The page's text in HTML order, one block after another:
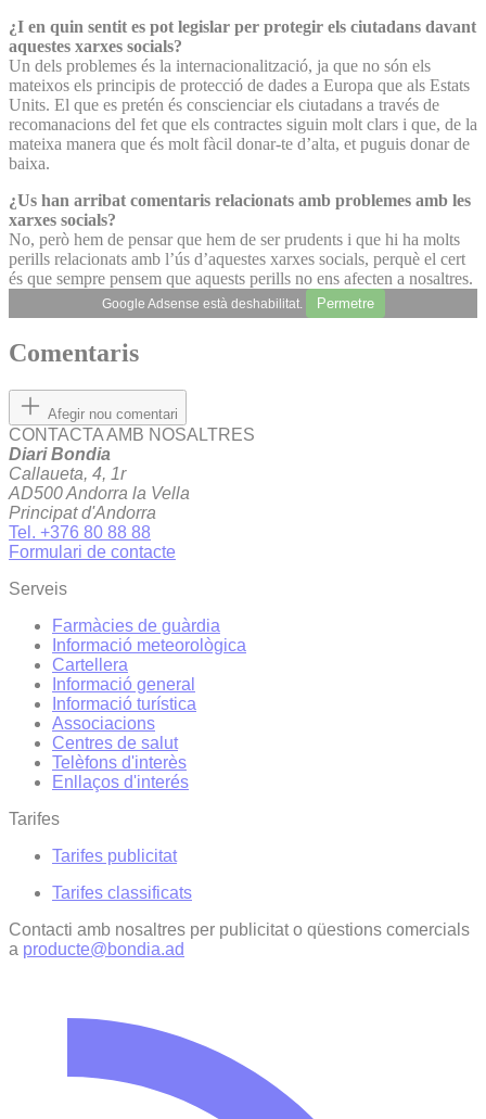
¿I en quin sentit es pot legislar per protegir els ciutadans davant
aquestes xarxes socials?
Un dels problemes és la internacionalització, ja que no són els
mateixos els principis de protecció de dades a Europa que als Estats
Units. El que es pretén és conscienciar els ciutadans a través de
recomanacions del fet que els contractes siguin molt clars i que, de la
mateixa manera que és molt fàcil donar-te d’alta, et puguis donar de
baixa.
¿Us han arribat comentaris relacionats amb problemes amb les
xarxes socials?
No, però hem de pensar que hem de ser prudents i que hi ha molts
perills relacionats amb l’ús d’aquestes xarxes socials, perquè el cert
és que sempre pensem que aquests perills no ens afecten a nosaltres.
Google Adsense està deshabilitat. Permetre
Comentaris
Afegir nou comentari
CONTACTA AMB NOSALTRES
Diari Bondia
Callaueta, 4, 1r
AD500 Andorra la Vella
Principat d'Andorra
Tel. +376 80 88 88
Formulari de contacte
Serveis
Farmàcies de guàrdia
Informació meteorològica
Cartellera
Informació general
Informació turística
Associacions
Centres de salut
Telèfons d'interès
Enllaços d'interés
Tarifes
Tarifes publicitat
Tarifes classificats
Contacti amb nosaltres per publicitat o qüestions comercials
a producte@bondia.ad